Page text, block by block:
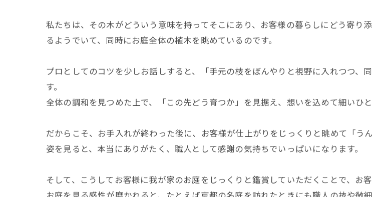
私たちは、その木がどういう意味を持ってそこにあり、お客様の暮らしにどう寄り
るようでいて、同時にお庭全体の植木を眺めているのです。
プロとしてのコツを少しお話しすると、「手元の枝をぼんやりと視野に入れつつ
す。
全体の調和を見つめた上で、「この先どう育つか」を見据え、想いを込めて細いひと
だからこそ、お手入れが終わった後に、お客様が仕上がりをじっくりと眺めて「う
姿を見ると、本当にありがたく、職人として感謝の気持ちでいっぱいになります。
そして、こうしてお客様に我が家のお庭をじっくりと鑑賞していただくことで、お